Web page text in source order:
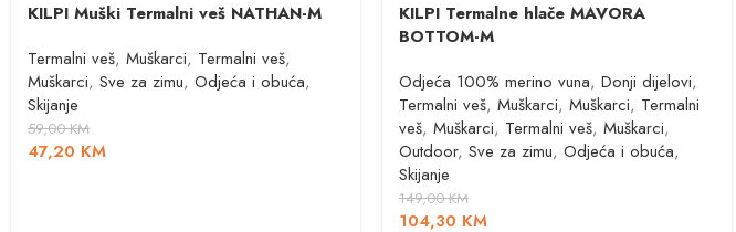
KILPI Muški Termalni veš NATHAN-M
Termalni veš, Muškarci, Termalni veš,
Muškarci, Sve za zimu, Odjeća i obuća,
Skijanje
59,00KM
47,20 KM
KILPI Termalne hlače MAVORA
BOTTOM-M
Odjeća 100% merino vuna, Donji dijelovi,
Termalni veš, Muškarci, Muškarci, Termalni
veš, Muškarci, Termalni veš, Muškarci,
Outdoor, Sve za zimu, Odjeća i obuća,
Skijanje
149,00KM
104,30 KM